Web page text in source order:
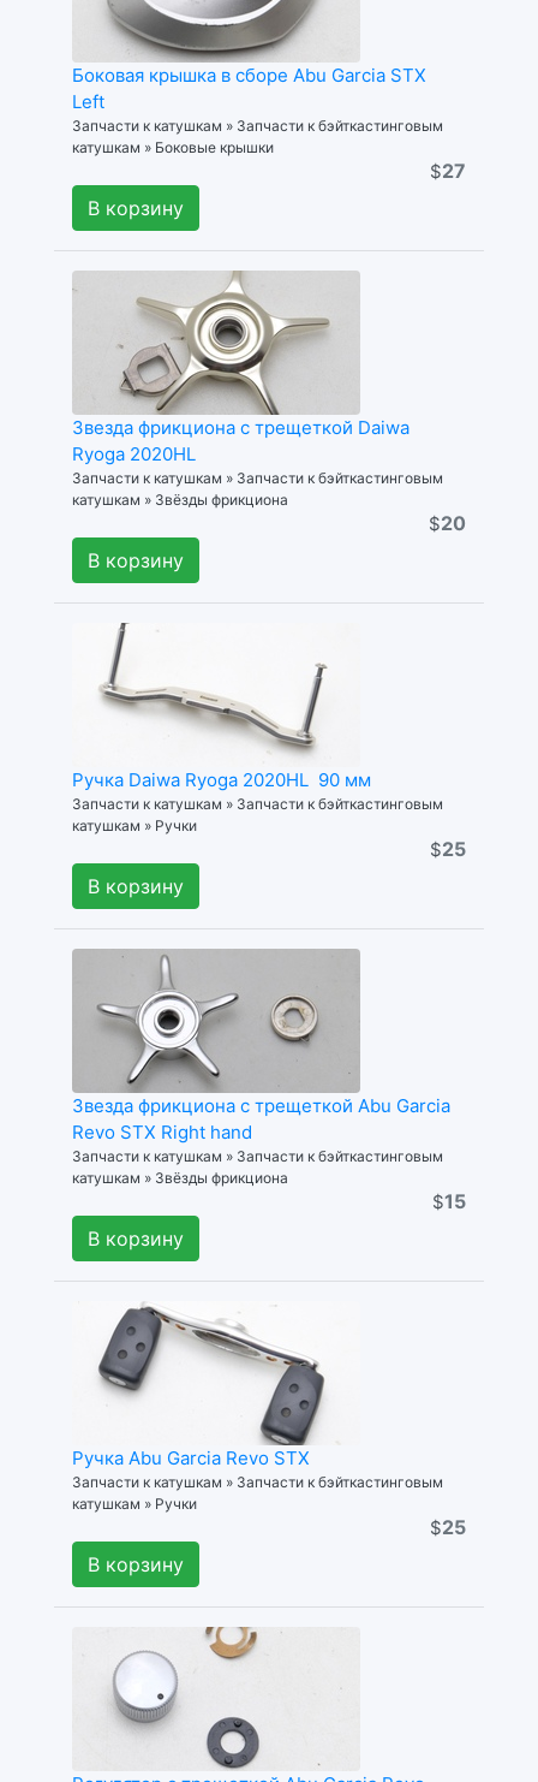
Боковая крышка в сборе Abu Garcia STX
Left
Запчасти к катушкам » Запчасти к бэйткастинговым
катушкам » Боковые крышки
$27
В корзину
Звезда фрикциона с трещеткой Daiwa
Ryoga 2020HL
Запчасти к катушкам » Запчасти к бэйткастинговым
катушкам » Звёзды фрикциона
$20
В корзину
Ручка Daiwa Ryoga 2020HL 90 мм
Запчасти к катушкам » Запчасти к бэйткастинговым
катушкам » Ручки
$25
В корзину
Звезда фрикциона с трещеткой Abu Garcia
Revo STX Right hand
Запчасти к катушкам » Запчасти к бэйткастинговым
катушкам » Звёзды фрикциона
$15
В корзину
Ручка Abu Garcia Revo STX
Запчасти к катушкам » Запчасти к бэйткастинговым
катушкам » Ручки
$25
В корзину